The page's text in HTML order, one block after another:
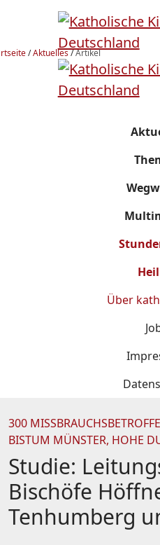
/Aktuelles/Artikel
Über
300
BISTUM MÜNSTER, HOHE
Studie:
Bischöfe
Tenhumberg